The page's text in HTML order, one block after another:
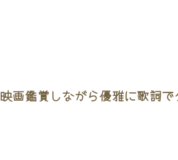
映画鑑賞しながら優雅に歌詞